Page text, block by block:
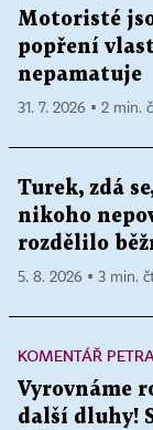
Motoristé
popření
nepamatuje
31. 7. 2026 ▪ 2 min.
Turek, zdá
nikoho
rozdělilo
5. 8. 2026 ▪ 3 min.
KOMENTÁŘ
Vyrovnáme
další dluhy!